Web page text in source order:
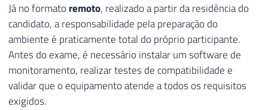
Já no formato remoto, realizado a partir da residência do
candidato, a responsabilidade pela preparação do
ambiente é praticamente total do próprio participante.
Antes do exame, é necessário instalar um software de
monitoramento, realizar testes de compatibilidade e
validar que o equipamento atende a todos os requisitos
exigidos.